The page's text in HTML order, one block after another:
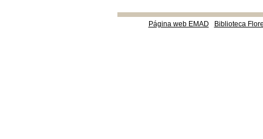
Página web EMAD Biblioteca